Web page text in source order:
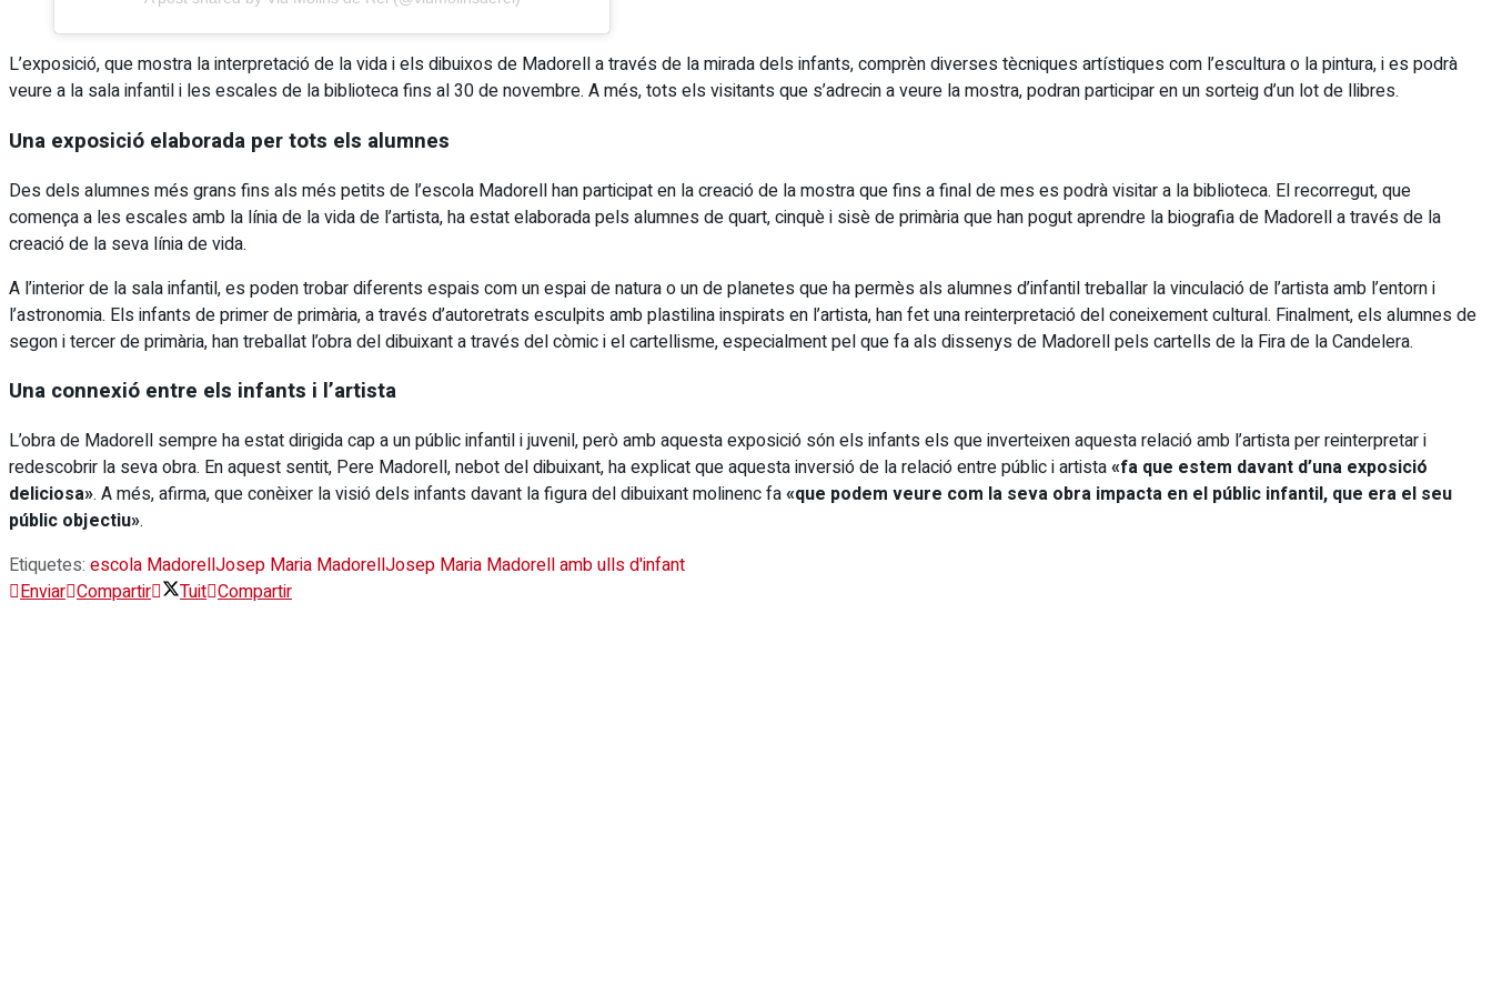
L’exposició, que mostra la interpretació de la vida i els dibuixos de Madorell a través de la mirada dels infants, comprèn diverses tècniques artístiques com l’escultura o la pintura, i es podrà
veure a la sala infantil i les escales de la biblioteca fins al 30 de novembre. A més, tots els visitants que s’adrecin a veure la mostra, podran participar en un sorteig d’un lot de llibres.
Una exposició elaborada per tots els alumnes
Des dels alumnes més grans fins als més petits de l’escola Madorell han participat en la creació de la mostra que fins a final de mes es podrà visitar a la biblioteca. El recorregut, que
comença a les escales amb la línia de la vida de l’artista, ha estat elaborada pels alumnes de quart, cinquè i sisè de primària que han pogut aprendre la biografia de Madorell a través de la
creació de la seva línia de vida.
A l’interior de la sala infantil, es poden trobar diferents espais com un espai de natura o un de planetes que ha permès als alumnes d’infantil treballar la vinculació de l’artista amb l’entorn i
l’astronomia. Els infants de primer de primària, a través d’autoretrats esculpits amb plastilina inspirats en l’artista, han fet una reinterpretació del coneixement cultural. Finalment, els alumnes de
segon i tercer de primària, han treballat l’obra del dibuixant a través del còmic i el cartellisme, especialment pel que fa als dissenys de Madorell pels cartells de la Fira de la Candelera.
Una connexió entre els infants i l’artista
L’obra de Madorell sempre ha estat dirigida cap a un públic infantil i juvenil, però amb aquesta exposició són els infants els que inverteixen aquesta relació amb l’artista per reinterpretar i
redescobrir la seva obra. En aquest sentit, Pere Madorell, nebot del dibuixant, ha explicat que aquesta inversió de la relació entre públic i artista«fa que estem davant d’una exposició
deliciosa». A més, afirma, que conèixer la visió dels infants davant la figura del dibuixant molinenc fa«que podem veure com la seva obra impacta en el públic infantil, que era el seu
públic objectiu».
Etiquetes: escola MadorellJosep Maria MadorellJosep Maria Madorell amb ulls d'infant
Enviar Compartir Tuit Compartir